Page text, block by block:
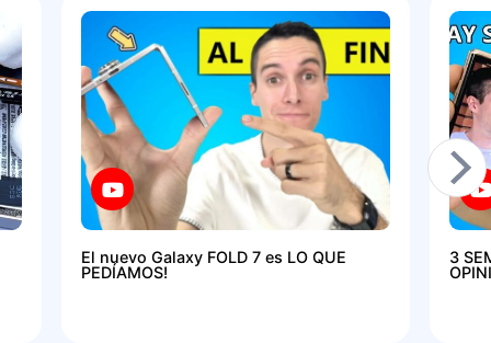
El nuevo Galaxy FOLD 7 es LO QUE
PEDÍAMOS!
3